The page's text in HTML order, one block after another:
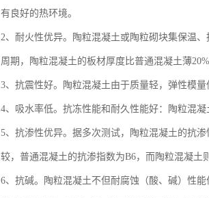
有良好的热环境。
2、耐火性优异。陶粒混凝土或陶粒砌块集保温
周期，陶粒混凝土的板材厚度比普通混凝土薄20%
3、抗震性好。陶粒混凝土由于质量轻，弹性模
4、吸水率低。抗冻性能和耐久性能好：陶粒混
5、抗渗性优异。据多次测试，陶粒混凝土的抗
较，普通混凝土的抗渗指数为B6，而陶粒混凝土
6、抗碱。陶粒混凝土不但耐腐蚀（酸、碱）性